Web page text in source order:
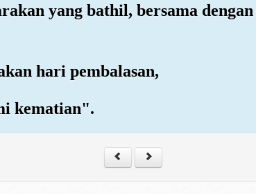
yang bathil, bersama
hari pembalasan,
kematian".